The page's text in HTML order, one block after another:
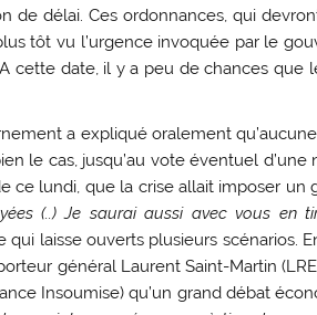
de délai. Ces ordonnances, qui
tôt vu l’urgence invoquée par le
cette date, il y a peu de chances
a expliqué oralement
le cas, jusqu’au vote éventuel
ce lundi, que la crise allait imposer un
(..) Je saurai aussi avec vous en
qui laisse ouverts plusieurs scénarios.
général Laurent Saint-Martin
Insoumise) qu’un grand débat